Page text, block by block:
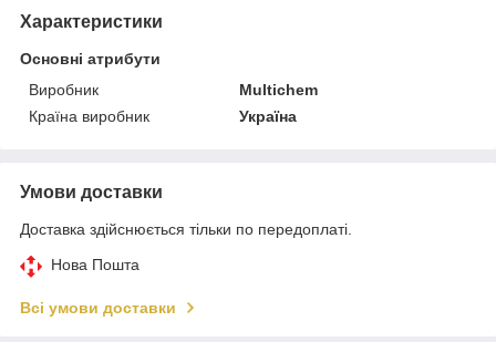
Характеристики
Основні атрибути
Виробник
Multichem
Країна виробник
Україна
Умови доставки
Доставка здійснюється тільки по передоплаті.
Нова Пошта
Всі умови доставки